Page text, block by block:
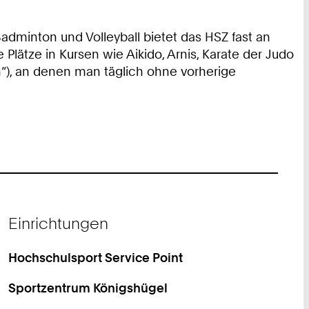
und Volleyball bietet das HSZ fast an
in Kursen wie Aikido, Arnis, Karate der Judo
an denen man täglich ohne vorherige
Einrichtungen
Hochschulsport Service Point
Sportzentrum Königshügel